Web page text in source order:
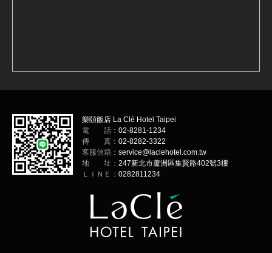
樂頤飯店 La Clé Hotel Taipei
電 話： 02-8281-1234
傳 真： 02-8282-3322
客服信箱： service@laclehotel.com.tw
地 址： 247新北市蘆洲區集賢路402號3樓
ＬＩＮＥ： 0282811234